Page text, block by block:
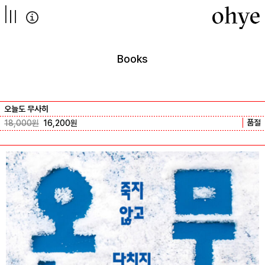
컨텐츠로
넘어가기
Books
오늘도 무사히
18,000원 16,200원 품절